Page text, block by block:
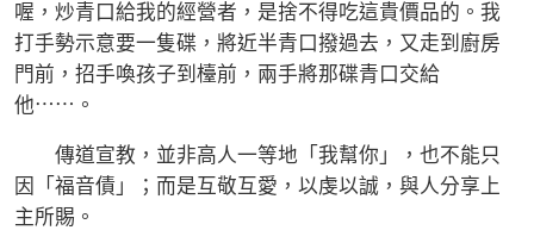
喔，炒青口給我的經營者，是捨不得吃這貴價品的。我
打手勢示意要一隻碟，將近半青口撥過去，又走到廚房
門前，招手喚孩子到檯前，兩手將那碟青口交給
他⋯⋯。
傳道宣教，並非高人一等地「我幫你」，也不能只
因「福音債」；而是互敬互愛，以虔以誠，與人分享上
主所賜。